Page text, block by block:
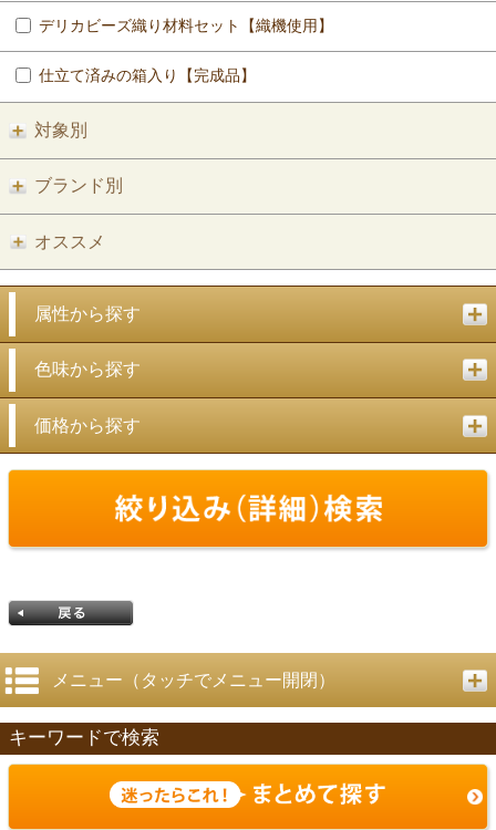
デリカビーズ織り材料セット【織機使用】
仕立て済みの箱入り【完成品】
対象別
ブランド別
オススメ
属性から探す
色味から探す
価格から探す
戻る
メニュー（タッチでメニュー開閉）
キーワードで検索